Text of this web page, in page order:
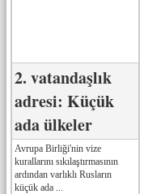
2. vatandaşlık
adresi: Küçük
ada ülkeler
Avrupa Birliği'nin vize
kurallarını sıkılaştırmasının
ardından varlıklı Rusların
küçük ada ...